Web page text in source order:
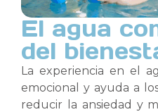
El agua
del
La experiencia en el
emocional y ayuda a
reducir la ansiedad y